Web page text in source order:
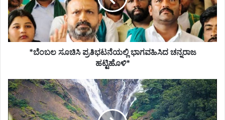
ಹಟ್ಟಿಹೊಳಿ*
*ಬೆಂಬಲ ಸೂಚಿಸಿ ಪ್ರತಿಭಟನೆಯಲ್ಲಿ ಭಾಗವಹಿಸಿದ ಚನ್ನರಾಜ
ಹಟ್ಟಿಹೊಳಿ*
*ದುಧ್‌ಸಾಗರ್
ರೈಲು
ಹಳಿಯಲ್ಲಿ
ಅಕ್ರಮ